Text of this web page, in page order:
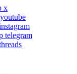
x
telegram